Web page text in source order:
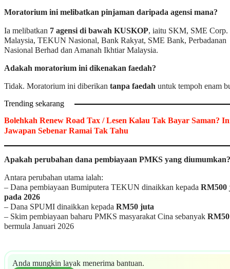
Moratorium ini melibatkan pinjaman daripada agensi mana?
Ia melibatkan 7 agensi di bawah KUSKOP, iaitu SKM, SME Corp.
Malaysia, TEKUN Nasional, Bank Rakyat, SME Bank, Perbadanan
Nasional Berhad dan Amanah Ikhtiar Malaysia.
Adakah moratorium ini dikenakan faedah?
Tidak. Moratorium ini diberikan tanpa faedah untuk tempoh enam
Trending sekarang
Bolehkah Renew Road Tax / Lesen Kalau Tak Bayar Saman?
Jawapan Sebenar Ramai Tak Tahu
Apakah perubahan dana pembiayaan PMKS yang diumumkan?
Antara perubahan utama ialah:
– Dana pembiayaan Bumiputera TEKUN dinaikkan kepada RM500
pada 2026
– Dana SPUMI dinaikkan kepada RM50 juta
– Skim pembiayaan baharu PMKS masyarakat Cina sebanyak
bermula Januari 2026
Anda mungkin layak menerima bantuan.